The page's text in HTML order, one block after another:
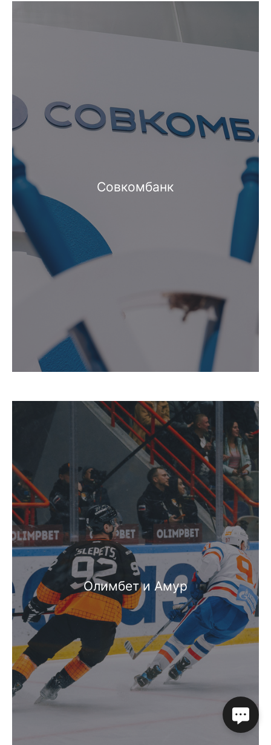
Совкомбанк
Олимбет и Амур